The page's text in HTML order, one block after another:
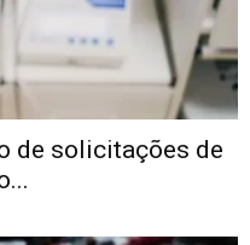
de solicitações de